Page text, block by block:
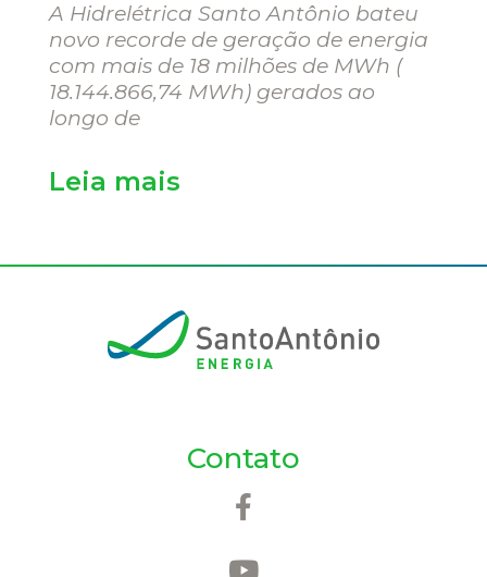
A Hidrelétrica Santo Antônio bateu
novo recorde de geração de energia
com mais de 18 milhões de MWh (
18.144.866,74 MWh) gerados ao
longo de
Leia mais
Contato